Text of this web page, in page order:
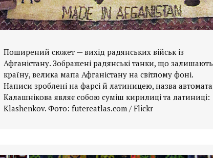
Поширений сюжет — вихід радянських військ із
Афганістану. Зображені радянські танки, що залишають
країну, велика мапа Афганістану на світлому фоні.
Написи зроблені на фарсі й латиницею, назва автомата
Калашнікова являє собою суміш кирилиці та латиниці:
Klashenkov. Фото: futereatlas.com / Flickr